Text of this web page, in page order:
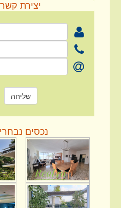
יצירת קשר
נכסים